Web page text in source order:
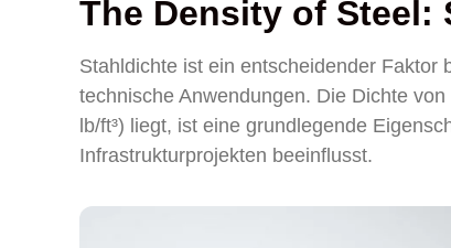
The Density of Steel:
Stahldichte ist ein entscheidender Faktor
technische Anwendungen. Die Dichte
lb/ft³) liegt, ist eine grundlegende
Infrastrukturprojekten beeinflusst.